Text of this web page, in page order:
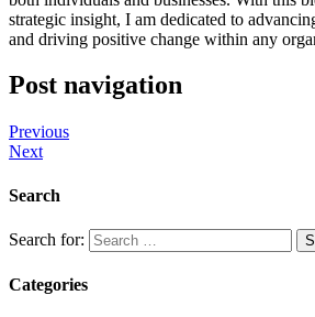
strategic insight, I am dedicated to
and driving positive change within any
Post navigation
Previous
Next
Search
Search for:
Categories